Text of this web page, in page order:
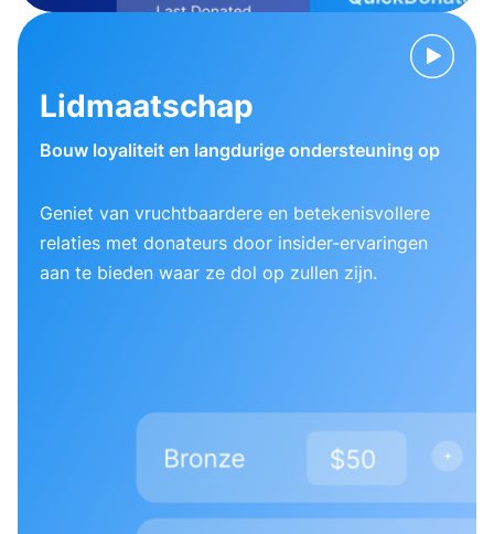
Lidmaatschap
Bouw loyaliteit en langdurige ondersteuning op
Geniet van vruchtbaardere en betekenisvollere
relaties met donateurs door insider-ervaringen
aan te bieden waar ze dol op zullen zijn.